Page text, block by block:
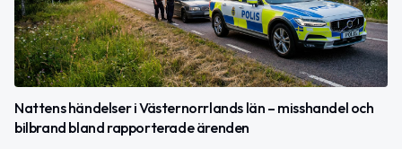
Nattens händelser i Västernorrlands län – misshandel och
bilbrand bland rapporterade ärenden